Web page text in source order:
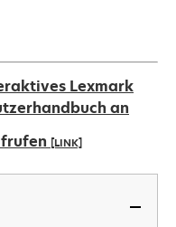
Lexmark
an
[LINK]